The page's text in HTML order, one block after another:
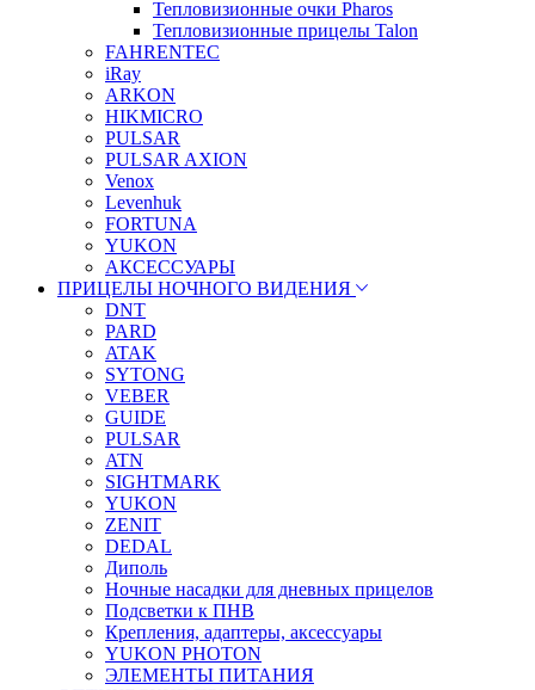
Тепловизионные очки Pharos
Тепловизионные прицелы Talon
FAHRENTEC
iRay
ARKON
HIKMICRO
PULSAR
PULSAR AXION
Venox
Levenhuk
FORTUNA
YUKON
АКСЕССУАРЫ
ПРИЦЕЛЫ НОЧНОГО ВИДЕНИЯ
DNT
PARD
ATAK
SYTONG
VEBER
GUIDE
PULSAR
ATN
SIGHTMARK
YUKON
ZENIT
DEDAL
Диполь
Ночные насадки для дневных прицелов
Подсветки к ПНВ
Крепления, адаптеры, аксессуары
YUKON PHOTON
ЭЛЕМЕНТЫ ПИТАНИЯ